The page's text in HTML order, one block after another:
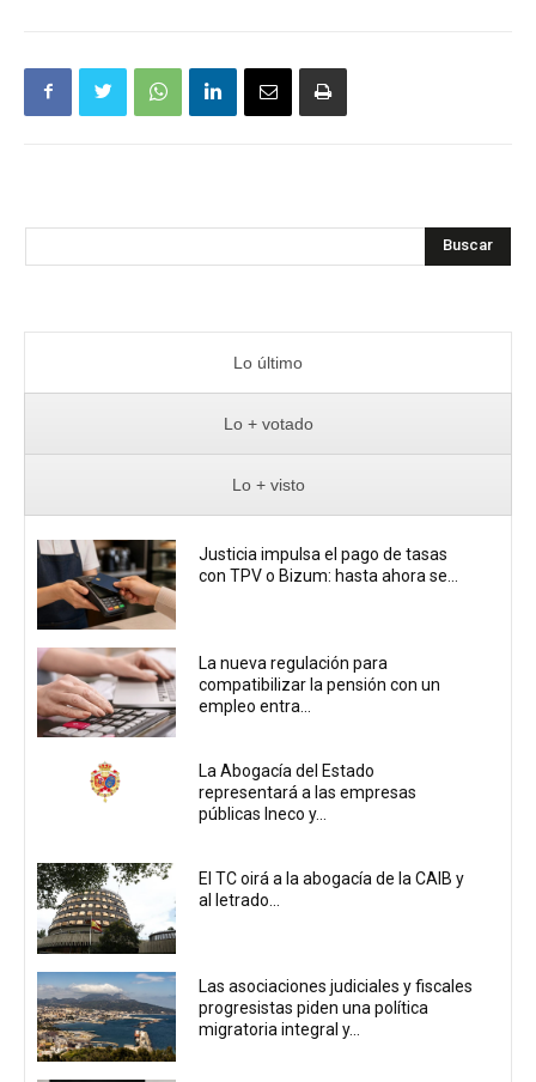
Buscar
Lo último
Lo + votado
Lo + visto
Justicia impulsa el pago de tasas
con TPV o Bizum: hasta ahora se...
La nueva regulación para
compatibilizar la pensión con un
empleo entra...
La Abogacía del Estado
representará a las empresas
públicas Ineco y...
El TC oirá a la abogacía de la CAIB y
al letrado...
Las asociaciones judiciales y fiscales
progresistas piden una política
migratoria integral y...